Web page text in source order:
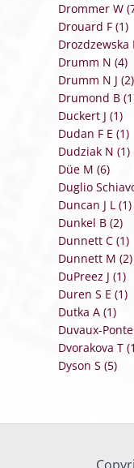
Drommer W
Drouard F (1)
Drozdzewska
Drumm N (4)
Drumm N J (2)
Drumond B
Duckert J (1)
Dudan F E (1)
Dudziak N (1)
Düe M (6)
Duglio
Duncan J L (1)
Dunkel B (2)
Dunnett C (1)
Dunnett M (2)
DuPreez J (1)
Duren S E (1)
Dutka A (1)
Duvaux-
Dvorakova T
Dyson S (5)